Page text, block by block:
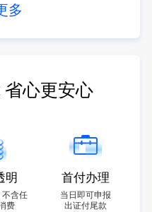
多
心更安心
明
不含任
费
首付办理
当日即可申报
出证付尾款